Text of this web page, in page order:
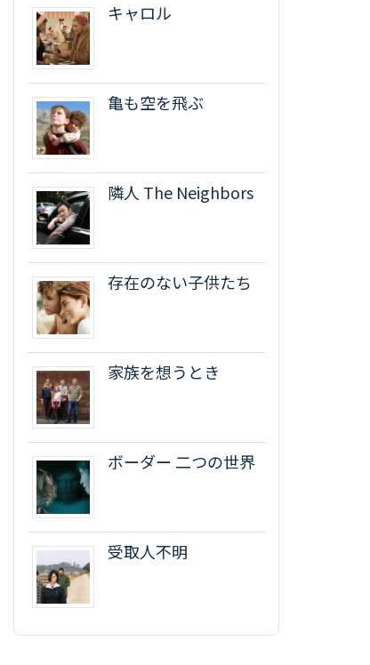
キャロル
亀も空を飛ぶ
隣人 The Neighbors
存在のない子供たち
家族を想うとき
ボーダー 二つの世界
受取人不明